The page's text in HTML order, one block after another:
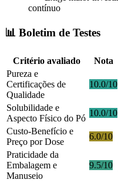
contínuo
📊 Boletim de Testes
Critério avaliado Nota
Pureza e
Certificações de
Qualidade
10.0/10
Solubilidade e
Aspecto Físico do Pó
10.0/10
Custo-Benefício e
Preço por Dose
6.0/10
Praticidade da
Embalagem e
Manuseio
9.5/10